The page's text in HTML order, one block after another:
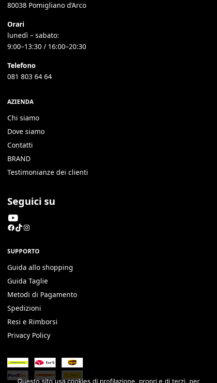
80038 Pomigliano d’Arco
Orari
lunedì – sabato:
9:00–13:30 / 16:00–20:30
Telefono
081 803 64 64
AZIENDA
Chi siamo
Dove siamo
Contatti
BRAND
Testimonianze dei clienti
Seguici su
SUPPORTO
Guida allo shopping
Guida Taglie
Metodi di Pagamento
Spedizioni
Resi e Rimborsi
Privacy Policy
Questo sito usa cookies di profilazione, propri e di terzi, per